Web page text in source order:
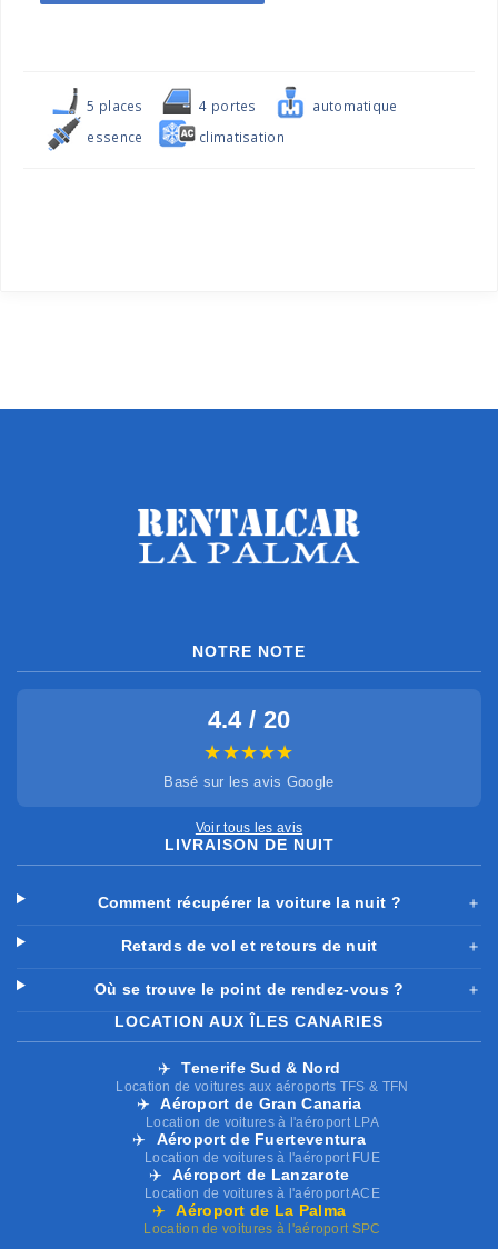
5 places 4 portes
automatique
essence
climatisation
NOTRE NOTE
4.4 / 20
★★★★★
Basé sur les avis Google
Voir tous les avis
LIVRAISON DE NUIT
Comment récupérer la voiture la nuit ? ＋
Retards de vol et retours de nuit ＋
Où se trouve le point de rendez-vous ?
＋
LOCATION AUX ÎLES CANARIES
✈️ Tenerife Sud & Nord
Location de voitures aux aéroports TFS & TFN
✈️ Aéroport de Gran Canaria
Location de voitures à l'aéroport LPA
✈️ Aéroport de Fuerteventura
Location de voitures à l'aéroport FUE
✈️ Aéroport de Lanzarote
Location de voitures à l'aéroport ACE
✈️ Aéroport de La Palma
Location de voitures à l'aéroport SPC